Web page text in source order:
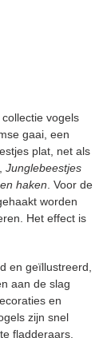
vogels
gaai, een
plat, net als
Junglebeestjes
haken . Voor de
worden
Het effect is
en geïllustreerd,
aan de slag
en
zijn snel
fladderaars.
uw